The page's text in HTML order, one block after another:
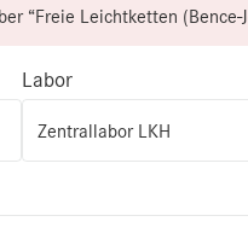
“Freie Leichtketten
Labor
Zentrallabor LKH